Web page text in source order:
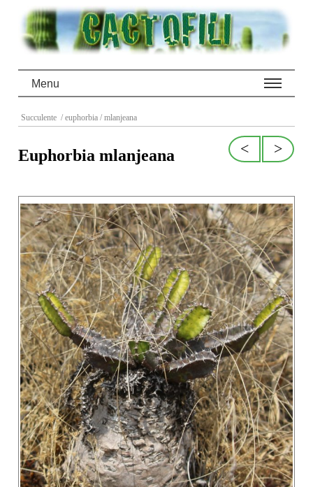
Menu
Succulente / euphorbia / mlanjeana
>
<
Euphorbia mlanjeana